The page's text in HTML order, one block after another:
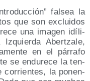
fal­sea la
que son exclui­dos
una ima­gen idí­li­
Aber­tza­le,
en el párra­fo
se endu­re­ce la ten­
corrien­tes, la ponen­